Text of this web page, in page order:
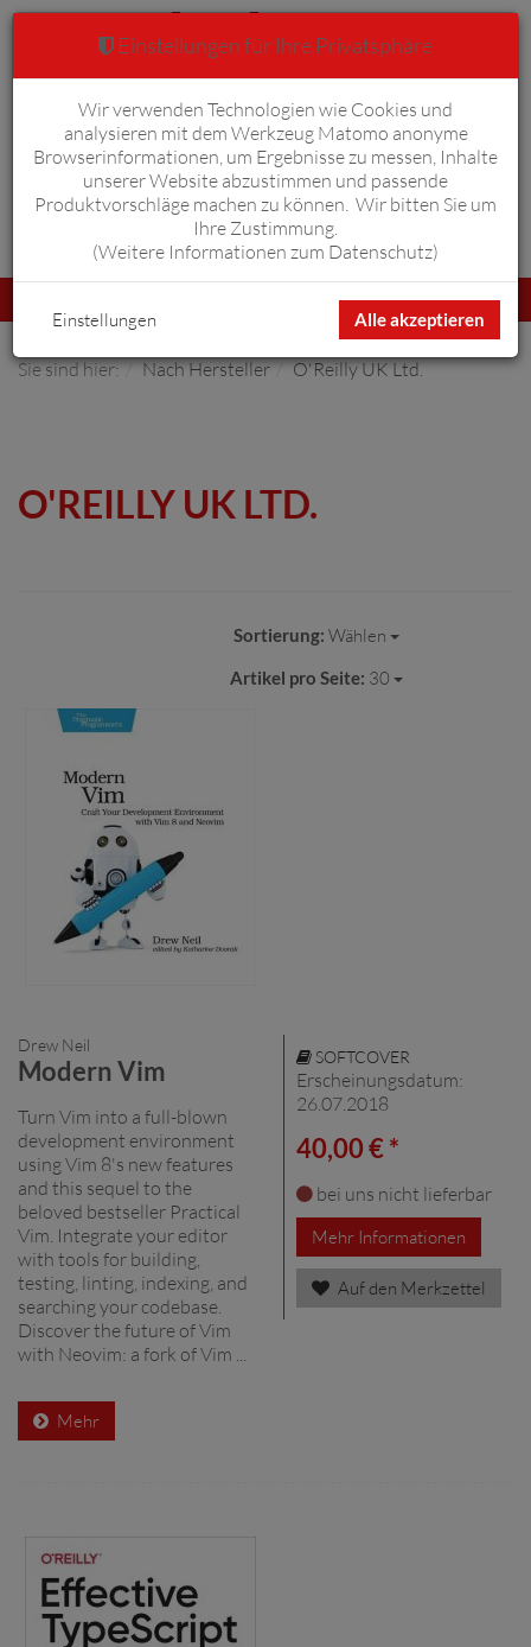
Anmelden Warenkorb 0
umschalten
Sie sind hier: Nach Hersteller O'Reilly UK Ltd.
O'REILLY UK LTD.
Sortierung: Wählen
Artikel pro Seite: 30
Drew Neil
Modern Vim
Turn Vim into a full-blown
development environment
using Vim 8's new features
and this sequel to the
beloved bestseller Practical
Vim. Integrate your editor
with tools for building,
testing, linting, indexing, and
searching your codebase.
Discover the future of Vim
with Neovim: a fork of Vim ...
Mehr
SOFTCOVER
Erscheinungsdatum:
26.07.2018
40,00 € *
bei uns nicht lieferbar
Mehr Informationen
Auf den Merkzettel
Einstellungen für Ihre Privatsphäre
Wir verwenden Technologien wie Cookies und
analysieren mit dem Werkzeug Matomo anonyme
Browserinformationen, um Ergebnisse zu messen, Inhalte
unserer Website abzustimmen und passende
Produktvorschläge machen zu können. Wir bitten Sie um
Ihre Zustimmung.
(Weitere Informationen zum Datenschutz)
Alle akzeptieren
Einstellungen